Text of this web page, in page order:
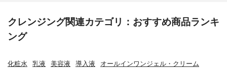
クレンジング関連カテゴリ：おすすめ商品ランキ
ング
化粧水 乳液 美容液 導入液 オールインワンジェル・クリーム